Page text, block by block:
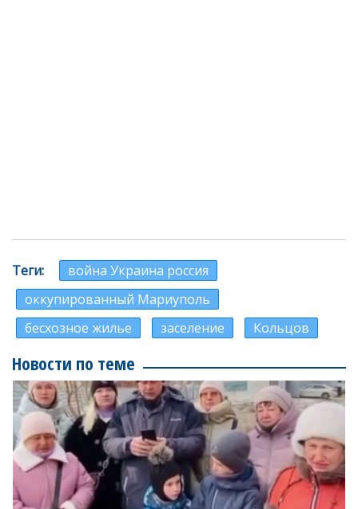
Теги
война Украина россия
оккупированный Мариуполь
бесхозное жилье
заселение Кольцов
Новости по теме